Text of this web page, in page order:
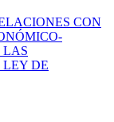
CON
LAS
DE